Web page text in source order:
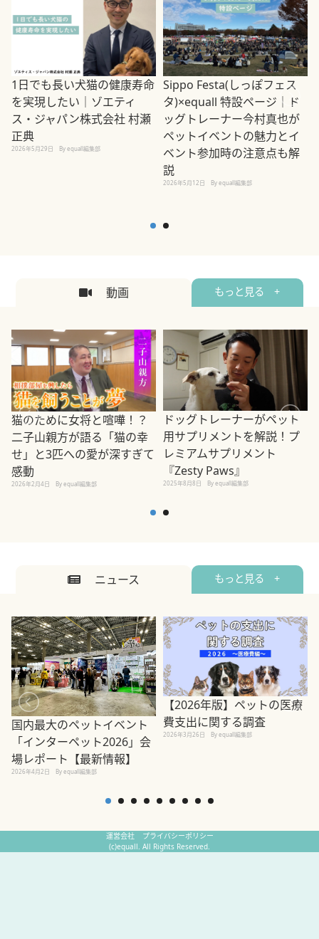
1日でも長い犬猫の健康寿命
を実現したい｜ゾエティ
ス・ジャパン株式会社 村瀬
正典
2026年5月29日 By equall編集部
Sippo Festa(しっぽフェス
タ)×equall 特設ページ｜ド
ッグトレーナー今村真也が
ペットイベントの魅力とイ
ベント参加時の注意点も解
説
2026年5月12日 By equall編集部
動画 もっと見る +
猫のために女将と喧嘩！？
二子山親方が語る「猫の幸
せ」と3匹への愛が深すぎて
感動
2026年2月4日 By equall編集部
ドッグトレーナーがペット
用サプリメントを解説！プ
レミアムサプリメント
『Zesty Paws』
2025年8月8日 By equall編集部
ニュース もっと見る +
国内最大のペットイベント
「インターペット2026」会
場レポート【最新情報】
2026年4月2日 By equall編集部
【2026年版】ペットの医療
費支出に関する調査
2026年3月26日 By equall編集部
運営会社
プライバシーポリシー
(c)equall. All Rights Reserved.